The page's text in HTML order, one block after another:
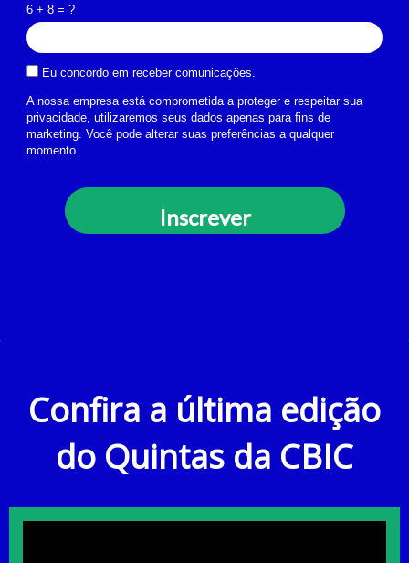
6 + 8 = ?
Eu concordo em receber comunicações.
A nossa empresa está comprometida a proteger e respeitar sua
privacidade, utilizaremos seus dados apenas para fins de
marketing. Você pode alterar suas preferências a qualquer
momento.
Inscrever
Confira a última edição
do Quintas da CBIC